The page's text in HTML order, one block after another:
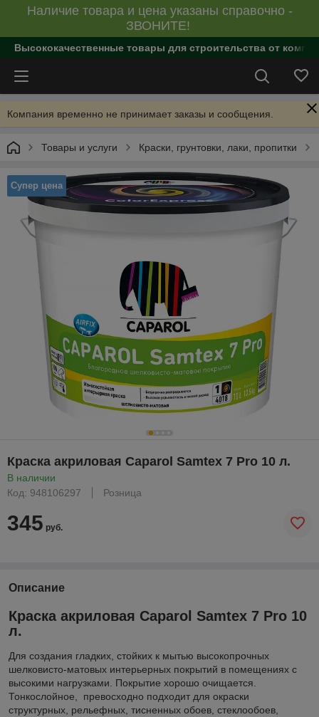
Наличие товара и цена указаны справочно -
ЗВОНИТЕ!
Высококачественные товары для строительства от
Компания временно не принимает заказы и сообщения.
Товары и услуги Краски, грунтовки, лаки, пропитки
Супер цена
Краска акриловая Caparol Samtex 7 Pro 10 л.
В наличии
Код: 948106297
Розница
345 руб.
Описание
Краска акриловая Caparol Samtex 7 Pro 10
л.
Для создания гладких, стойких к мытью высокопрочных
шелковисто-матовых интерьерных покрытий в помещениях с
высокими нагрузками. Покрытие хорошо очищается.
Тонкослойное, превосходно подходит для окраски
структурных, рельефных, тисненных обоев, стеклообоев,